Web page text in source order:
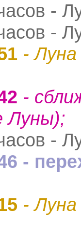
-
-
-
-
Луны);
-
-
-